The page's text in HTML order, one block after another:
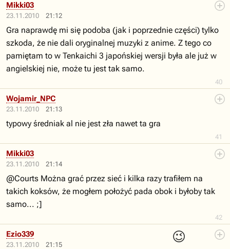
23.11.2010 21:12
40
Mikki03
Gra naprawdę mi się podoba (jak i poprzednie części) tylko
szkoda, że nie dali oryginalnej muzyki z anime. Z tego co
pamiętam to w Tenkaichi 3 japońskiej wersji była ale już w
angielskiej nie, może tu jest tak samo.
23.11.2010 21:13
41
Wojamir_NPC
typowy średniak al nie jest zła nawet ta gra
23.11.2010 21:14
42
Mikki03
@Courts Można grać przez sieć i kilka razy trafiłem na
takich koksów, że mogłem położyć pada obok i byłoby tak
samo... ;]
23.11.2010 21:15
😉
Ezio339